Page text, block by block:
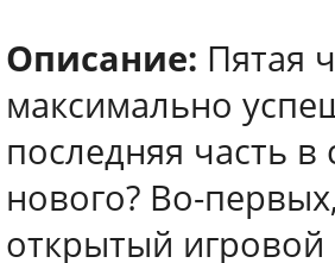
Описание: Пятая
максимально
последняя часть
нового? Во-
открытый